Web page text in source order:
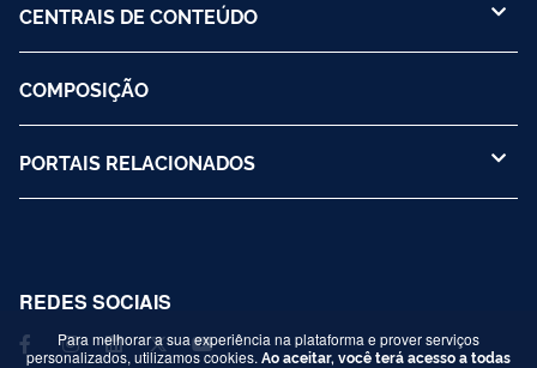
CENTRAIS DE CONTEÚDO
COMPOSIÇÃO
PORTAIS RELACIONADOS
REDES SOCIAIS
Para melhorar a sua experiência na plataforma e prover serviços
personalizados, utilizamos cookies. Ao aceitar, você terá acesso a todas